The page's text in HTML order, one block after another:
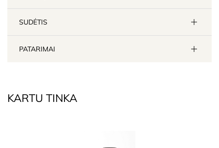
SUDĖTIS
PATARIMAI
KARTU TINKA